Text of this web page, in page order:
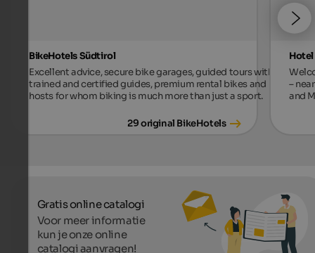
BikeHotels Südtirol
Excellent advice, secure bike garages, guided tours with
trained and certified guides, premium rental bikes and
hosts for whom biking is much more than just a sport.
29 original BikeHotels
–
and
Gratis online catalogi
Voor meer informatie
kun je onze online
catalogi aanvragen!